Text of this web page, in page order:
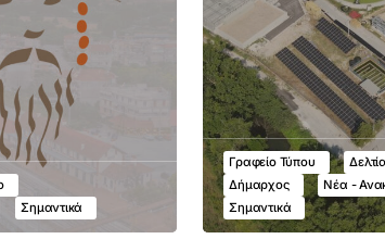
Σημαντικά
Γραφείο Τύπου
Δήμαρχος
Νέα -
Σημαντικά